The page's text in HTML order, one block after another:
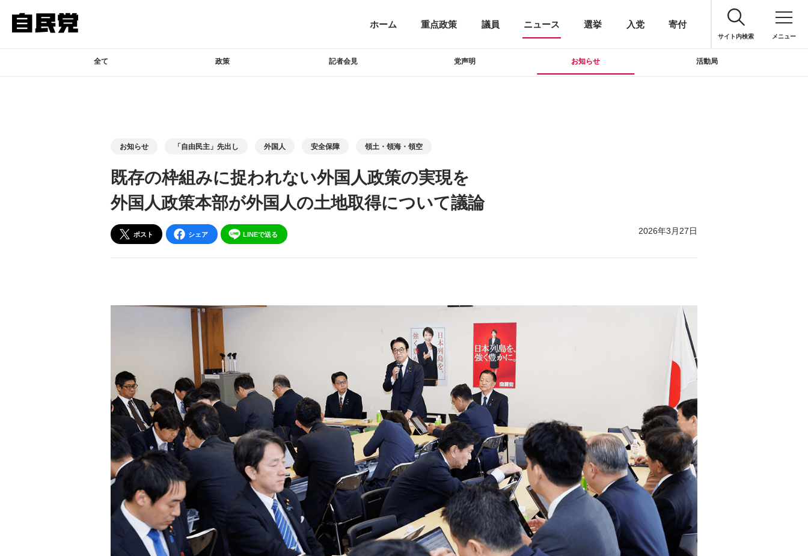
ホーム
重点政策 議員 ニュース 選挙 入党 寄付
サイト内検索 メニュー
全て 政策 記者会見 党声明 お知らせ 活動局
お知らせ 「自由民主」先出し 外国人 安全保障 領土・領海・領空
既存の枠組みに捉われない外国人政策の実現を
外国人政策本部が外国人の土地取得について議論
2026年3月27日
ポスト シェア LINEで送る